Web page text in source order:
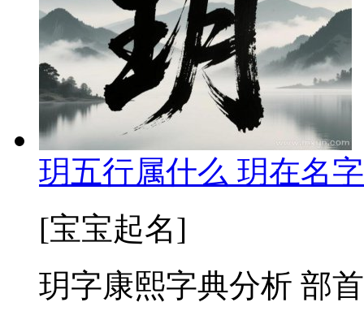
玥五行属什么 玥在名
[宝宝起名]
玥字康熙字典分析 部